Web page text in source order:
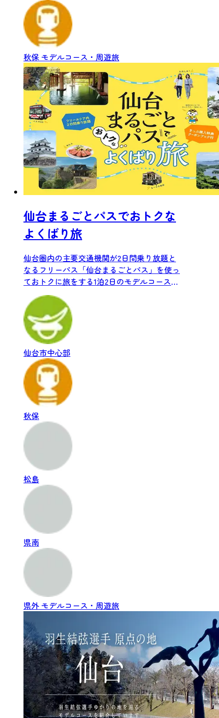
秋保 モデルコース・周遊旅
仙台まるごとパスでおトクな
よくばり旅
仙台圏内の主要交通機関が2日間乗り放題と
なるフリーパス「仙台まるごとパス」を使っ
ておトクに旅をする1泊2日のモデルコースを
ご紹介します！
仙台市中心部
秋保
松島
県南
県外 モデルコース・周遊旅